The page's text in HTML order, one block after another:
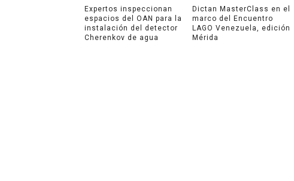
Expertos inspeccionan
espacios del OAN para la
instalación del detector
Cherenkov de agua
Dictan MasterClass en el
marco del Encuentro
LAGO Venezuela, edición
Mérida